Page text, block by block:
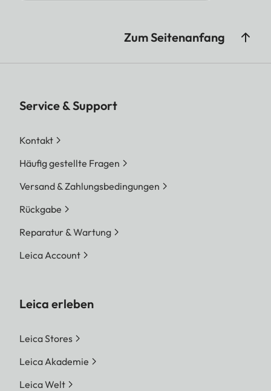
Zum Seitenanfang
Service & Support
Kontakt
Häufig gestellte Fragen
Versand & Zahlungsbedingungen
Rückgabe
Reparatur & Wartung
Leica Account
Leica erleben
Leica Stores
Leica Akademie
Leica Welt